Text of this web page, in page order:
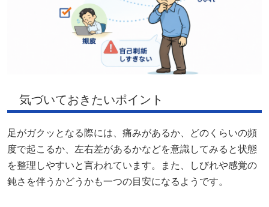
気づいておきたいポイント
足がガクッとなる際には、痛みがあるか、どのくらいの頻
度で起こるか、左右差があるかなどを意識してみると状態
を整理しやすいと言われています。また、しびれや感覚の
鈍さを伴うかどうかも一つの目安になるようです。